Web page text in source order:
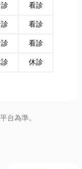
看診
看診
看診
休診
台為準。